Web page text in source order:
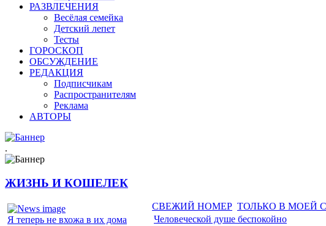
РАЗВЛЕЧЕНИЯ
Весёлая семейка
Детский лепет
Тесты
ГОРОСКОП
ОБСУЖДЕНИЕ
РЕДАКЦИЯ
Подписчикам
Распространителям
Реклама
АВТОРЫ
.
ЖИЗНЬ И КОШЕЛЕК
Я теперь не вхожа в их дома
СВЕЖИЙ НОМЕР ТОЛЬКО В МОЕЙ
Человеческой душе беспокойно